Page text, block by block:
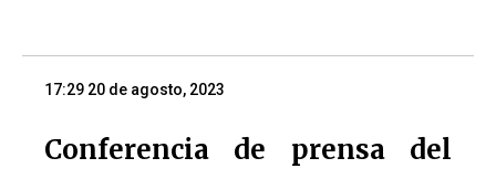
17:29 20 de agosto, 2023
Conferencia de prensa del